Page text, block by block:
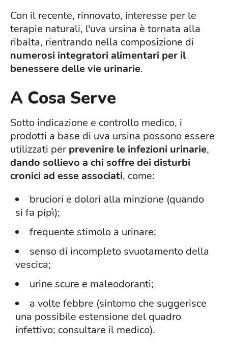
Con il recente, rinnovato, interesse per le
terapie naturali, l'uva ursina è tornata alla
ribalta, rientrando nella composizione di
numerosi integratori alimentari per il
benessere delle vie urinarie.
A Cosa Serve
Sotto indicazione e controllo medico, i
prodotti a base di uva ursina possono essere
utilizzati per prevenire le infezioni urinarie,
dando sollievo a chi soffre dei disturbi
cronici ad esse associati, come:
bruciori e dolori alla minzione (quando
si fa pipì);
frequente stimolo a urinare;
senso di incompleto svuotamento della
vescica;
urine scure e maleodoranti;
a volte febbre (sintomo che suggerisce
una possibile estensione del quadro
infettivo; consultare il medico).